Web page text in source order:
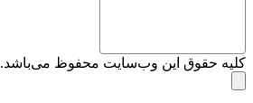
کلیه حقوق این وب‌سایت محفوظ می‌باشد. 2000-2026